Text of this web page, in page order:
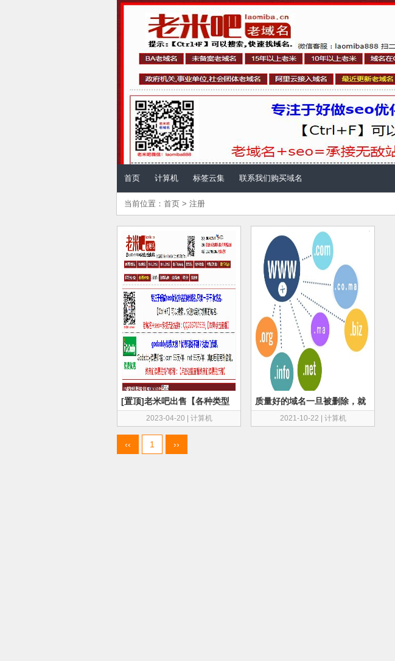
儿童计算机 - 计算机
首页 计算机 标签云集 联系我们购买域名
当前位置： 首页 > 注册
[置顶]老米吧出售【各种类型
的老域名】【ba域名】
2023-04-20 计算机
质量好的域名一旦被删除，就
会有人赶紧注册
2021-10-22 计算机
‹‹ 1 ››